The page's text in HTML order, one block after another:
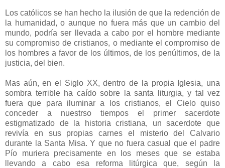
Los católicos se han hecho la ilusión de que la redención de
la humanidad, o aunque no fuera más que un cambio del
mundo, podría ser llevada a cabo por el hombre mediante
su compromiso de cristianos, o mediante el compromiso de
los hombres a favor de los últimos, de los penúltimos, de la
justicia, del bien.
Mas aún, en el Siglo XX, dentro de la propia Iglesia, una
sombra terrible ha caído sobre la santa liturgia, y tal vez
fuera que para iluminar a los cristianos, el Cielo quiso
conceder a nuestrso tiempos el primer sacerdote
estigmatizado de la historia cristiana, un sacerdote que
revivía en sus propias carnes el misterio del Calvario
durante la Santa Misa. Y que no fuera casual que el padre
Pío muriera precisamente en los meses que se estaba
llevando a cabo esa reforma litúrgica que, según la